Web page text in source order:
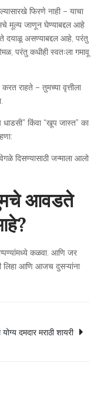
फिरणे नाही – याचा
मूल्य जाणून घेण्याबद्दल आहे
ते दयाळू असण्याबद्दल आहे, परंतु
परंतु कधीही स्वतःला गमावू
राहते – तुमच्या वृत्तीला
धाडसी” किंवा “खूप जास्त” का
दिसण्यासाठी जन्माला आलो
आवडते
कळवा. आणि जर
आणि आजच दुसऱ्यांना
दमदार मराठी शायरी